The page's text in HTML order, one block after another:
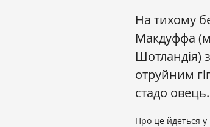
На тихому
Макдуффа
Шотландія)
отруйним
стадо овець.
Про це йдеться у